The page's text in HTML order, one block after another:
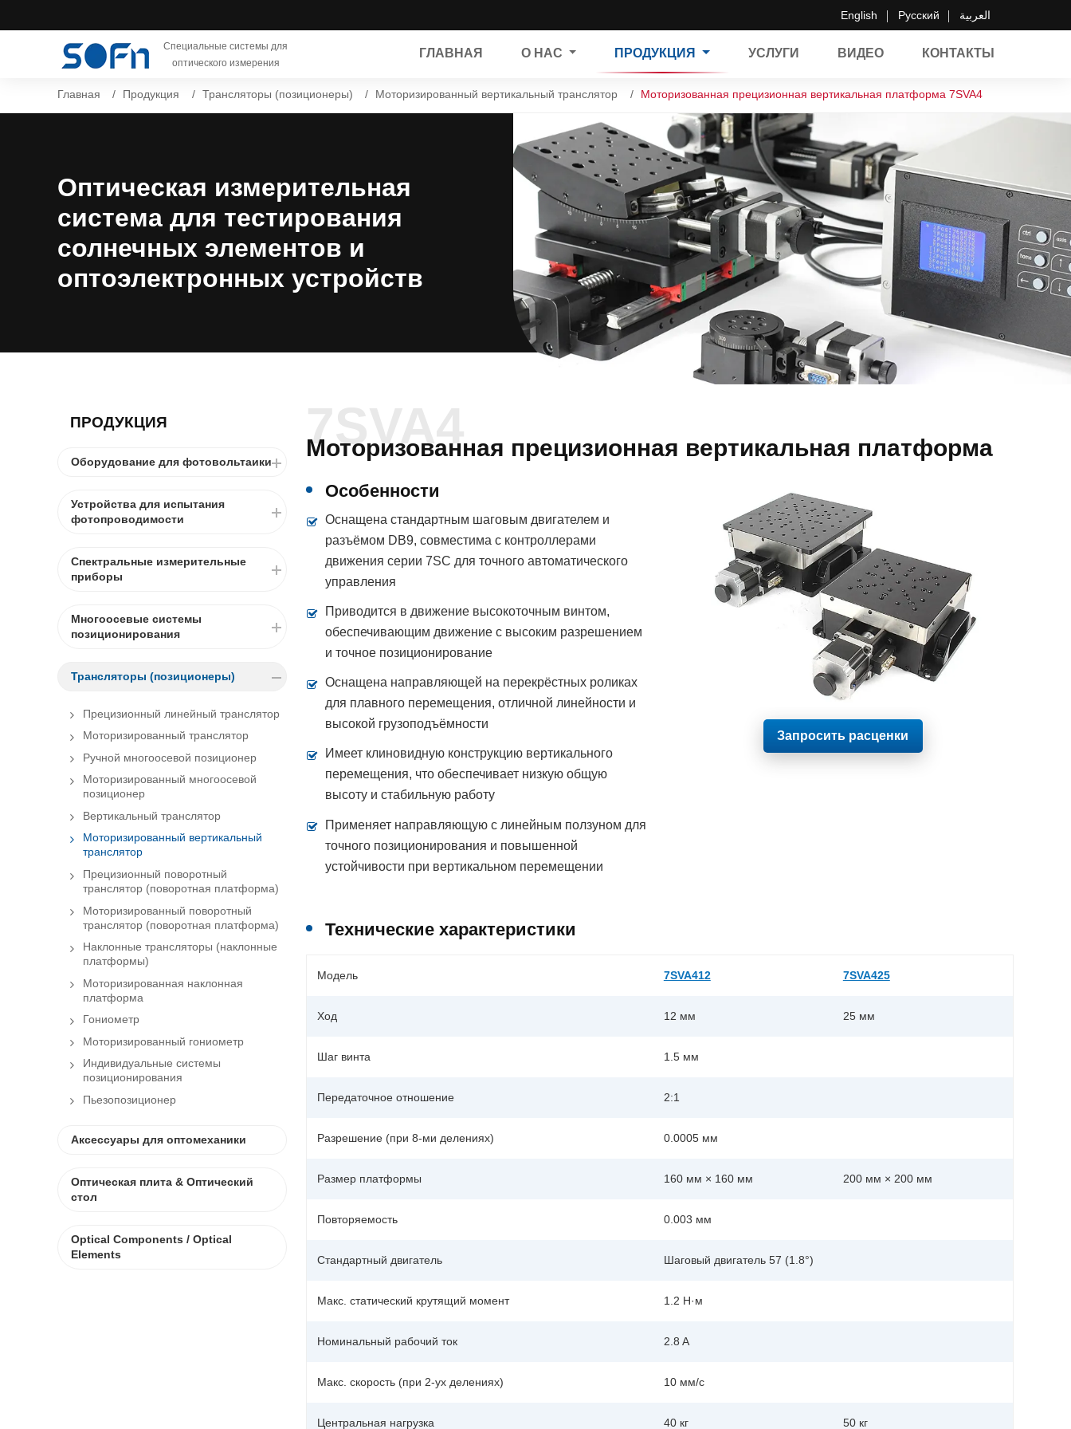
Специальные системы для
оптического измерения
English Русский العربية
ГЛАВНАЯ О НАС ПРОДУКЦИЯ УСЛУГИ ВИДЕО КОНТАКТЫ
Главная Продукция Трансляторы (позиционеры) Моторизированный вертикальный транслятор Моторизованная прецизионная вертикальная платформа 7SVA4
Оптическая измерительная
система для тестирования
солнечных элементов и
оптоэлектронных устройств
7SVA4
Моторизованная прецизионная вертикальная платформа
Запросить расценки
Особенности
Оснащена стандартным шаговым двигателем и
разъёмом DB9, совместима с контроллерами
движения серии 7SC для точного автоматического
управления
Приводится в движение высокоточным винтом,
обеспечивающим движение с высоким разрешением
и точное позиционирование
Оснащена направляющей на перекрёстных роликах
для плавного перемещения, отличной линейности и
высокой грузоподъёмности
Имеет клиновидную конструкцию вертикального
перемещения, что обеспечивает низкую общую
высоту и стабильную работу
Применяет направляющую с линейным ползуном для
точного позиционирования и повышенной
устойчивости при вертикальном перемещении
Технические характеристики
Модель 7SVA412 7SVA425
Ход 12 мм 25 мм
Шаг винта 1.5 мм
Передаточное отношение 2:1
Разрешение (при 8-ми делениях) 0.0005 мм
Размер платформы 160 мм × 160 мм 200 мм × 200 мм
Повторяемость 0.003 мм
Стандартный двигатель Шаговый двигатель 57 (1.8°)
Макс. статический крутящий момент 1.2 Н·м
Номинальный рабочий ток 2.8 A
Макс. скорость (при 2-ух делениях) 10 мм/с
Центральная нагрузка 40 кг 50 кг
ПРОДУКЦИЯ
Оборудование для фотовольтаики
Устройства для испытания
фотопроводимости
Спектральные измерительные
приборы
Многоосевые системы
позиционирования
Трансляторы (позиционеры)
Прецизионный линейный транслятор
Моторизированный транслятор
Ручной многоосевой позиционер
Моторизированный многоосевой
позиционер
Вертикальный транслятор
Моторизированный вертикальный
транслятор
Прецизионный поворотный
транслятор (поворотная платформа)
Моторизированный поворотный
транслятор (поворотная платформа)
Наклонные трансляторы (наклонные
платформы)
Моторизированная наклонная
платформа
Гониометр
Моторизированный гониометр
Индивидуальные системы
позиционирования
Пьезопозиционер
Аксессуары для оптомеханики
Оптическая плита & Оптический
стол
Optical Components / Optical
Elements